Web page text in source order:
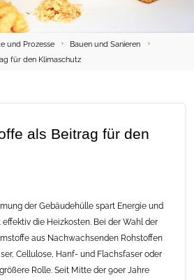
und Prozesse
Bauen und Sanieren
für den Klimaschutz
als Beitrag für den
der Gebäudehülle spart Energie und
die Heizkosten. Bei der Wahl der
aus Nachwachsenden Rohstoffen
Cellulose, Hanf- und Flachsfaser oder
Rolle. Seit Mitte der 90er Jahre